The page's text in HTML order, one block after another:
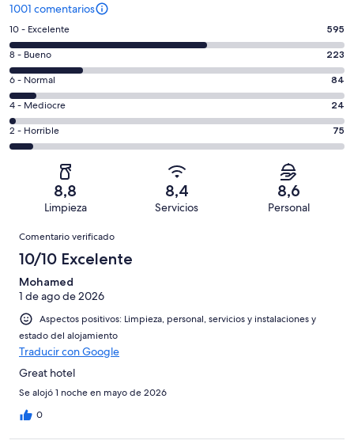
1001 comentarios
595
comentarios
de
un
total
de
1001
con
puntuación
10 - Excelente 595
223
comentarios
de
un
total
de
puntuación
8 - Bueno 223
84
comentarios
de
un
total
puntuación
Normal
6 - Normal 84
24
comentarios
de
una
puntuación
Mediocre
4 - Mediocre 24
75
comentarios
1001
una
puntuación
de
Horrible
2 - Horrible 75
8,8
Limpieza
8,4
Servicios
8,6
Personal
Comentarios
Comentario verificado
10/10 Excelente
Mohamed
1 de ago de 2026
Aspectos positivos: Limpieza, personal, servicios y instalaciones y
estado del alojamiento
Traducir con Google
Great hotel
Se alojó 1 noche en mayo de 2026
0